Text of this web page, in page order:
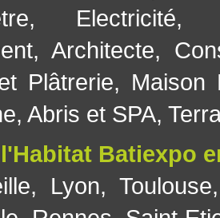
, Electricité
, Architecte,
Plâtrerie, Maison
Abris et SPA,
Batiexpo
, Lyon, Toulouse